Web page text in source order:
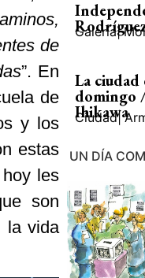
de
”. En
de
y los
estas
les
son
la vida
Galería|
La ciudad
domingo
Ihikawa
Ciudad|
UN DÍA